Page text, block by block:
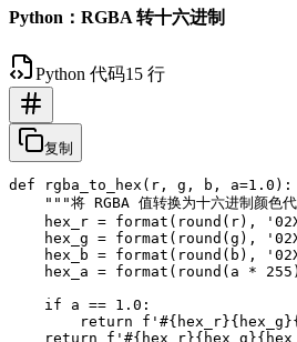
Python：RGBA 转十六进制
Python 代码15 行
复制
def rgba_to_hex(r, g, b, a=1.0):
"""将 RGBA 值转换为十六进制颜色
hex_r = format(round(r),
hex_g = format(round(g),
hex_b = format(round(b),
hex_a = format(round(a *
    if a == 1.0:
return
return